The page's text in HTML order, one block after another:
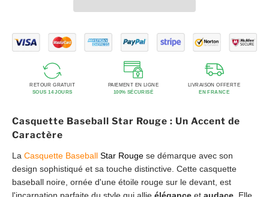
RETOUR GRATUIT
SOUS 14 JOURS
PAIEMENT EN LIGNE
100% SÉCURISÉ
LIVRAISON OFFERTE
EN FRANCE
Casquette Baseball Star Rouge : Un Accent de
Caractère
La Casquette Baseball Star Rouge se démarque avec son
design sophistiqué et sa touche distinctive. Cette casquette
baseball noire, ornée d'une étoile rouge sur le devant, est
l'incarnation parfaite du style qui allie élégance et audace . Elle